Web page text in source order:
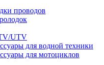
проводов
UTV
для водной техники
для мотоциклов